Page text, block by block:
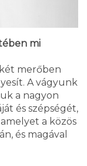
mi
merőben
A vágyunk
a nagyon
és szépségét,
a közös
és magával